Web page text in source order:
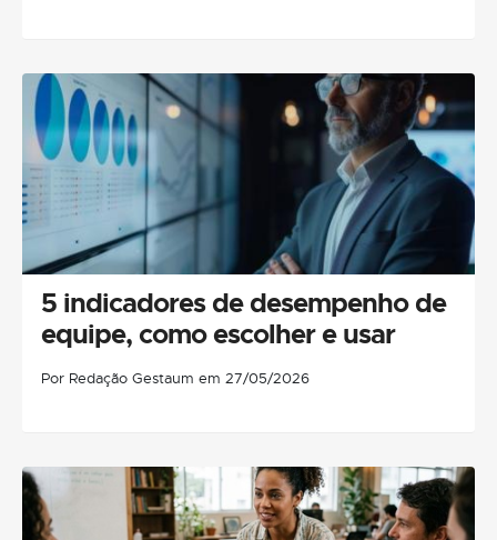
5 indicadores de desempenho de
equipe, como escolher e usar
Por Redação Gestaum em 27/05/2026